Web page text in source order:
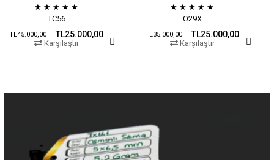
★
TL25.000,00
★
TL25.000,00
TL35.000,00
Karşılaştır